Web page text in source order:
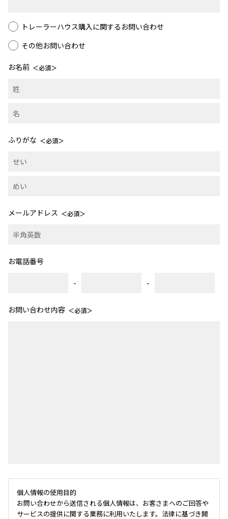
トレーラーハウス購入に関するお問い合わせ
その他お問い合わせ
お名前 ＜必須＞
ふりがな ＜必須＞
メールアドレス ＜必須＞
お電話番号
- -
お問い合わせ内容 ＜必須＞
個人情報の使用目的
お問い合わせから送信される個人情報は、お客さまへのご回答や
サービスの提供に関する業務に利用いたします。法律に基づき開